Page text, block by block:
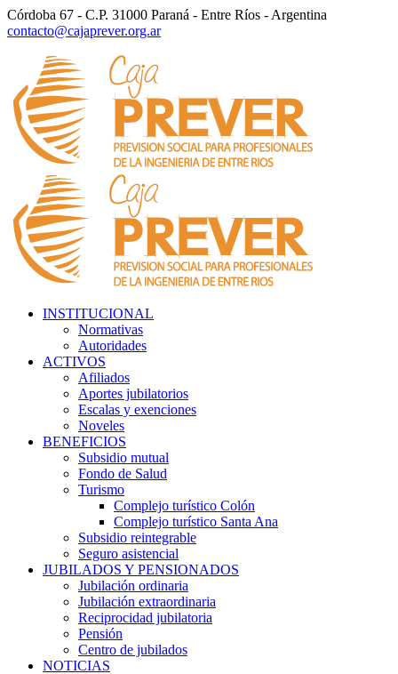
Córdoba 67 - C.P. 31000 Paraná - Entre Ríos - Argentina
contacto@cajaprever.org.ar
INSTITUCIONAL
Normativas
Autoridades
ACTIVOS
Afiliados
Aportes jubilatorios
Escalas y exenciones
Noveles
BENEFICIOS
Subsidio mutual
Fondo de Salud
Turismo
Complejo turístico Colón
Complejo turístico Santa Ana
Subsidio reintegrable
Seguro asistencial
JUBILADOS Y PENSIONADOS
Jubilación ordinaria
Jubilación extraordinaria
Reciprocidad jubilatoria
Pensión
Centro de jubilados
NOTICIAS